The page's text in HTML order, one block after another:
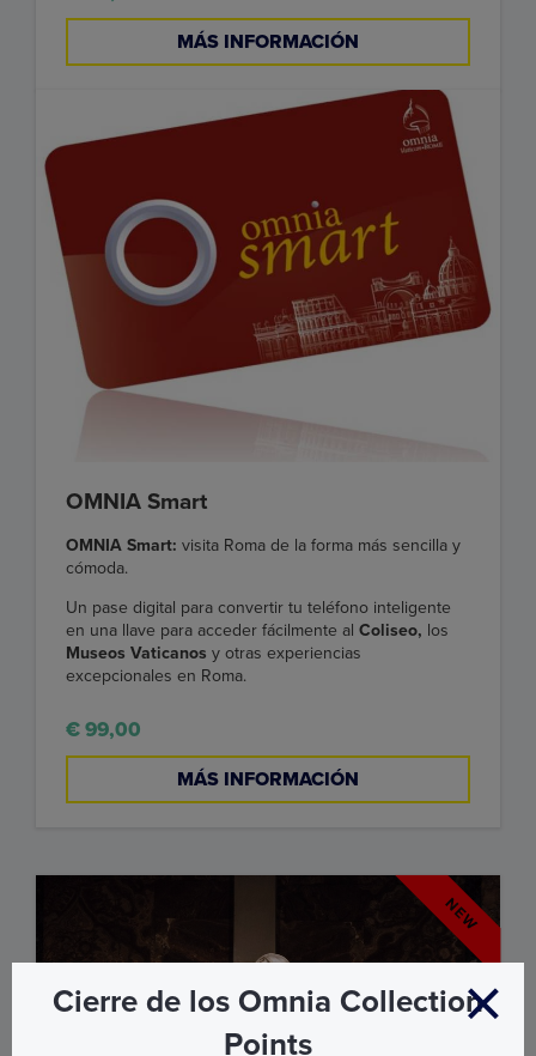
MÁS INFORMACIÓN
OMNIA Smart
OMNIA Smart: visita Roma de la forma más sencilla y
cómoda.
Un pase digital para convertir tu teléfono inteligente
en una llave para acceder fácilmente al Coliseo, los
Museos Vaticanos y otras experiencias
excepcionales en Roma.
€ 99,00
MÁS INFORMACIÓN
Cierre de los Omnia Collection
Points